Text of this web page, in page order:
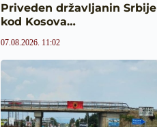
Priveden državljanin Srbije
kod Kosova…
07.08.2026. 11:02